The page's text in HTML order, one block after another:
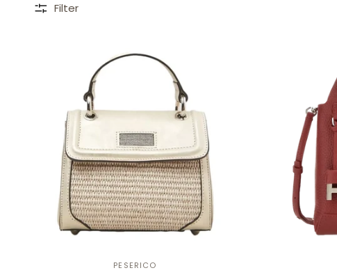
Filter
PESERICO